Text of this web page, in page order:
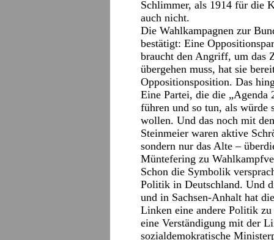
Schlimmer, als 1914 für die
auch nicht.
Die Wahlkampagnen zur
bestätigt: Eine
braucht den Angriff, um das
übergehen muss, hat sie
Oppositionsposition. Das
Eine Partei, die die „Agenda
führen und so tun, als würde
wollen. Und das noch mit
Steinmeier waren aktive
sondern nur das Alte –
Müntefering zu
Schon die Symbolik
Politik in Deutschland. Und
und in Sachsen-Anhalt hat
Linken eine andere Politik zu
eine Verständigung mit der
sozialdemokratische